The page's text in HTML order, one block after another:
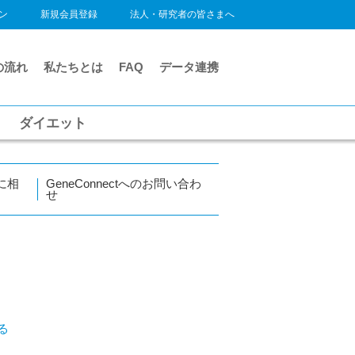
新規会員登録 法人・研究者の皆さまへ
流れ 私たちとは FAQ データ連携
ダイエット
相
GeneConnectへのお問い合わ
せ